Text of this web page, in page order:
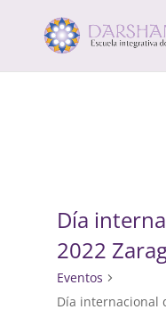
Día
2022
Eventos
Día internacional